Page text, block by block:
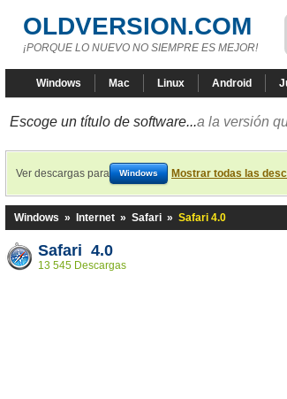
OLDVERSION.COM
¡PORQUE LO NUEVO NO SIEMPRE ES MEJOR!
Windows Mac Linux Android
Escoge un título de software...a la versión
Ver descargas para Windows Mostrar todas las
Windows » Internet » Safari » Safari 4.0
Safari 4.0
13 545 Descargas